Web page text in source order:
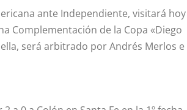
ante Independiente, visitará hoy
Complementación de la Copa «Diego
será arbitrado por Andrés Merlos e